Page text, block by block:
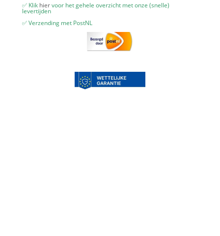
✅ Klik hiervoor het gehele overzicht met onze (snelle)
levertijden
✅ Verzending met PostNL